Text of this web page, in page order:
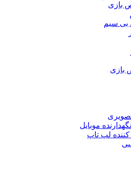
بازی
بی سیم
موبایل
لپ تاپ